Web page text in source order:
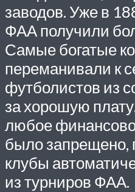
заводов. Уже в
ФАА получили
Самые богатые
переманивали к
футболистов из
за хорошую
любое
было запрещено,
клубы
из турниров ФАА.